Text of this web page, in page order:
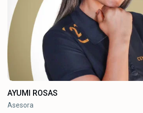
AYUMI ROSAS
Asesora